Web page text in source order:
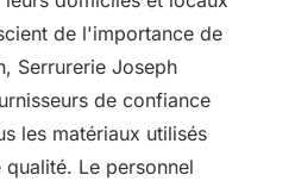
de l'importance de
Serrurerie Joseph
de confiance
les matériaux utilisés
Le personnel